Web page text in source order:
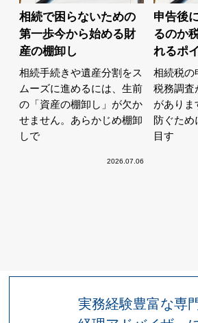
相続で困らないための
第一歩今から始める財
産の棚卸し
相続手続きや遺産分割をス
ムーズに進めるには、生前
の「資産の棚卸し」が欠か
せません。あらかじめ棚卸
しで
2026.07.06
申告後
るのか
れるポ
相続税の
税務調査
がありま
防ぐため
目す
実務経験豊富な専